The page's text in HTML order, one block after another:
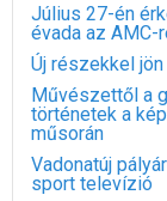
Július 27-én
évada az AMC-
Új részekkel
Művészettől a
történetek a
műsorán
Vadonatúj
sport televízió